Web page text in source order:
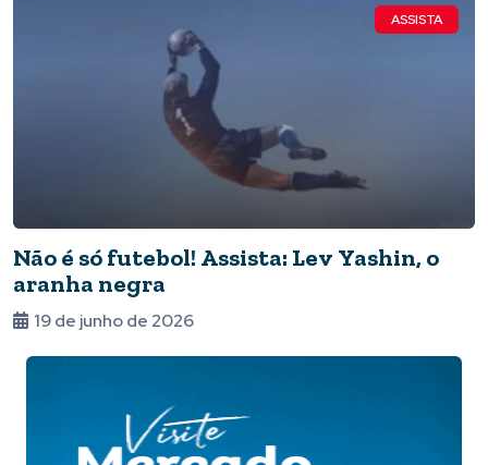
ASSISTA
Não é só futebol! Assista: Lev Yashin, o
aranha negra
19 de junho de 2026